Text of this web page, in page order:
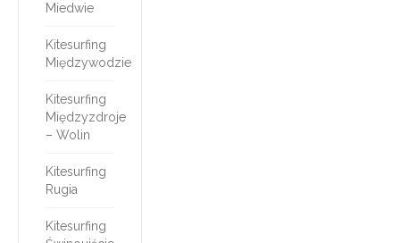
Miedwie
Kitesurfing
Międzywodzie
Kitesurfing
Międzyzdroje
– Wolin
Kitesurfing
Rugia
Kitesurfing